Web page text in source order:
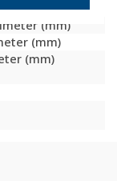
(mm)
(mm)
(mm)
(mm)